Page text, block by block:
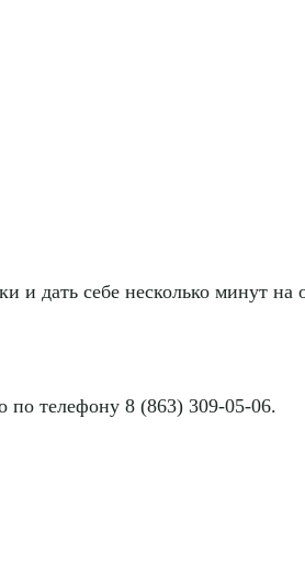
и дать себе несколько минут на
по телефону 8 (863) 309-05-06.